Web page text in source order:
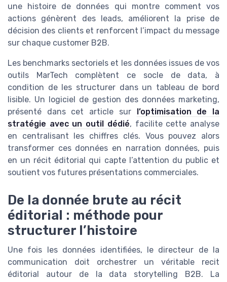
une histoire de données qui montre comment vos
actions génèrent des leads, améliorent la prise de
décision des clients et renforcent l’impact du message
sur chaque customer B2B.
Les benchmarks sectoriels et les données issues de vos
outils MarTech complètent ce socle de data, à
condition de les structurer dans un tableau de bord
lisible. Un logiciel de gestion des données marketing,
présenté dans cet article sur
l’optimisation de la
stratégie avec un outil dédié, facilite cette analyse
en centralisant les chiffres clés. Vous pouvez alors
transformer ces données en narration données, puis
en un récit éditorial qui capte l’attention du public et
soutient vos futures présentations commerciales.
De la donnée brute au récit
éditorial : méthode pour
structurer l’histoire
Une fois les données identifiées, le directeur de la
communication doit orchestrer un véritable recit
éditorial autour de la data storytelling B2B. La